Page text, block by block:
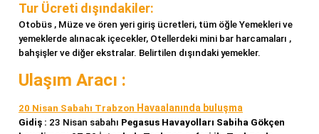
Tur Ücreti dışındakiler:
Otobüs , Müze ve ören yeri giriş ücretleri, tüm öğle Yemekleri ve
yemeklerde alınacak içecekler, Otellerdeki mini bar harcamaları ,
bahşişler ve diğer ekstralar. Belirtilen dışındaki yemekler.
Ulaşım Aracı :
20 Nisan Sabahı Trabzon Havaalanında buluşma
Gidiş : 23 Nisan sabahı Pegasus Havayolları Sabiha Gökçen